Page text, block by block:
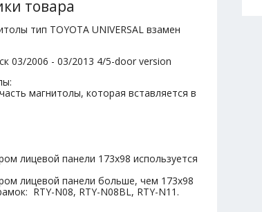
товара
тип TOYOTA UNIVERSAL взамен
03/2006 - 03/2013 4/5-door version
магнитолы, которая вставляется в
лицевой панели 173х98 используется
лицевой панели больше, чем 173х98
RTY-N08, RTY-N08BL, RTY-N11.